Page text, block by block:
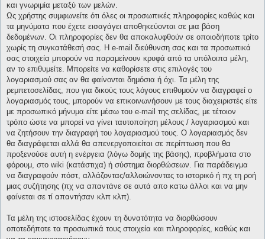
και γνωριμία μεταξύ των μελών.
Ως χρήστης συμφωνείτε ότι όλες οι προσωπικές πληροφορίες καθώς και
τα μηνύματα που έχετε εισαγάγει αποθηκεύονται σε μια βάση
δεδομένων. Οι πληροφορίες δεν θα αποκαλυφθούν σε οποιοδήποτε τρίτο
χωρίς τη συγκατάθεσή σας. Η e-mail διεύθυνση σας και τα προσωπικά
σας στοιχεία μπορούν να παραμείνουν κρυφά από τα υπόλοιπα μέλη,
αν το επιθυμείτε. Μπορείτε να καθορίσετε στις επιλογές του
λογαριασμού σας αν θα φαίνονται δημόσια ή όχι. Τα μέλη της
ρεμπετοσελίδας, που για δικούς τους λόγους επιθυμούν να διαγραφεί ο
λογαριασμός τους, μπορούν να επικοινωνήσουν με τους διαχειριστές είτε
με προσωπικό μήνυμα είτε μέσω του e-mail της σελίδας, με τέτοιον
τρόπο ώστε να μπορεί να γίνει ταυτοποίηση μέλους / λογαριασμού και
να ζητήσουν την διαγραφή του λογαριασμού τους. Ο λογαριασμός δεν
θα διαγράφεται αλλά θα απενεργοποιείται σε περίπτωση που θα
προξενούσε αυτή η ενέργεια (λόγω δομής της βάσης), προβλήματα στο
φόρουμ, στο wiki (κατάστιχα) ή σύστημα διορθώσεων. Για παράδειγμα
να διαγραφούν πόστ, αλλάζοντας/αλλοιώνοντας το ιστορικό ή πχ τη ροή
μιας συζήτησης (πχ να απαντάνε σε αυτά απο κατω άλλοι και να μην
φαίνεται σε τί απαντήσαν κλπ κλπ).
Τα μέλη της ιστοσελίδας έχουν τη δυνατότητα να διορθώσουν
οποτεδήποτε τα προσωπικά τους στοιχεία και πληροφορίες, καθώς και